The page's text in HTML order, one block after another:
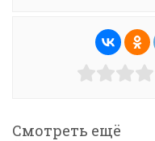
Смотреть ещё